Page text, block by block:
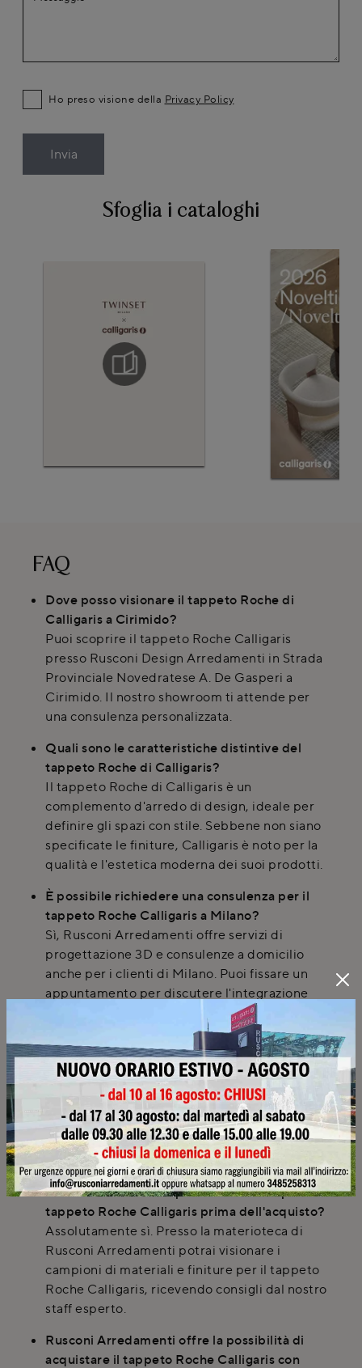
Sfoglia i cataloghi
Ho preso visione della Privacy Policy
Invia
FAQ
Dove posso visionare il tappeto Roche di
Calligaris a Cirimido?
Puoi scoprire il tappeto Roche Calligaris
presso Rusconi Design Arredamenti in Strada
Provinciale Novedratese A. De Gasperi a
Cirimido. Il nostro showroom ti attende per
una consulenza personalizzata.
Quali sono le caratteristiche distintive del
tappeto Roche di Calligaris?
Il tappeto Roche di Calligaris è un
complemento d'arredo di design, ideale per
definire gli spazi con stile. Sebbene non siano
specificate le finiture, Calligaris è noto per la
qualità e l'estetica moderna dei suoi prodotti.
È possibile richiedere una consulenza per il
tappeto Roche Calligaris a Milano?
Sì, Rusconi Arredamenti offre servizi di
progettazione 3D e consulenze a domicilio
anche per i clienti di Milano. Puoi fissare un
appuntamento per discutere l'integrazione
del tappeto Roche nel tuo ambiente.
Quali servizi di consegna e montaggio sono
inclusi per il tappeto Roche Calligaris?
Il servizio di consegna è gestito con personale
interno di Rusconi Arredamenti e il
montaggio, se richiesto, è incluso nel prezzo. Il
cliente viene avvisato con preavviso sull'orario
di arrivo della merce.
Posso visionare i campioni di materiali per il
tappeto Roche Calligaris prima dell'acquisto?
Assolutamente sì. Presso la materioteca di
Rusconi Arredamenti potrai visionare i
campioni di materiali e finiture per il tappeto
Roche Calligaris, ricevendo consigli dal nostro
staff esperto.
Rusconi Arredamenti offre la possibilità di
acquistare il tappeto Roche Calligaris con